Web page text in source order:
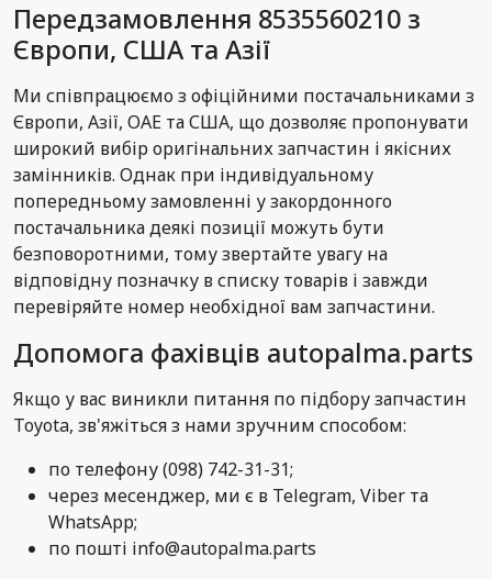
Передзамовлення 8535560210 з
Європи, США та Азії
Ми співпрацюємо з офіційними постачальниками з
Європи, Азії, ОАЕ та США, що дозволяє пропонувати
широкий вибір оригінальних запчастин і якісних
замінників. Однак при індивідуальному
попередньому замовленні у закордонного
постачальника деякі позиції можуть бути
безповоротними, тому звертайте увагу на
відповідну позначку в списку товарів і завжди
перевіряйте номер необхідної вам запчастини.
Допомога фахівців autopalma.parts
Якщо у вас виникли питання по підбору запчастин
Toyota, зв'яжіться з нами зручним способом:
по телефону (098) 742-31-31;
через месенджер, ми є в Telegram, Viber та
WhatsApp;
по пошті info@autopalma.parts